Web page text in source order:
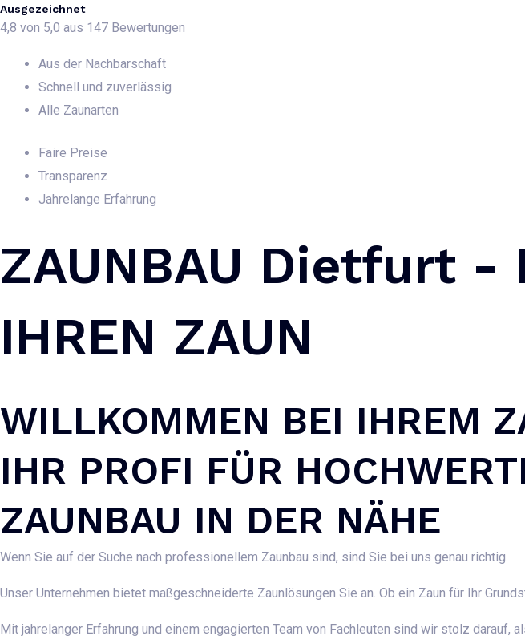
Ausgezeichnet
4,8 von 5,0 aus 147 Bewertungen
Aus der Nachbarschaft
Schnell und zuverlässig
Alle Zaunarten
Faire Preise
Transparenz
Jahrelange Erfahrung
ZAUNBAU Dietfurt -
IHREN ZAUN
WILLKOMMEN BEI IHREM
IHR PROFI FÜR
ZAUNBAU IN DER NÄHE
Wenn Sie auf der Suche nach professionellem Zaunbau sind, sind Sie bei uns genau richtig.
Unser Unternehmen bietet maßgeschneiderte Zaunlösungen Sie an. Ob ein Zaun für Ihr
Mit jahrelanger Erfahrung und einem engagierten Team von Fachleuten sind wir stolz